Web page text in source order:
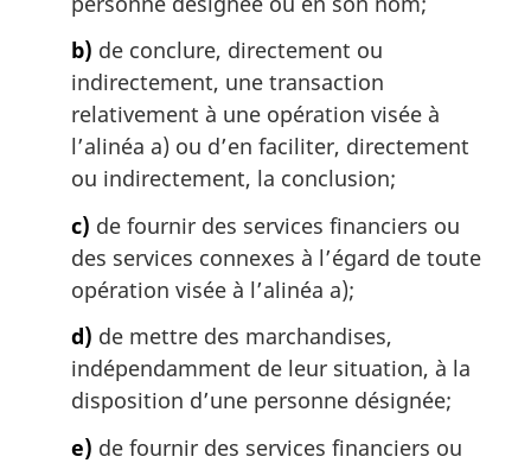
b) de conclure, directement ou
indirectement, une transaction
relativement à une opération visée à
l’alinéa a) ou d’en faciliter, directement
ou indirectement, la conclusion;
c) de fournir des services financiers ou
des services connexes à l’égard de toute
opération visée à l’alinéa a);
d) de mettre des marchandises,
indépendamment de leur situation, à la
disposition d’une personne désignée;
e) de fournir des services financiers ou